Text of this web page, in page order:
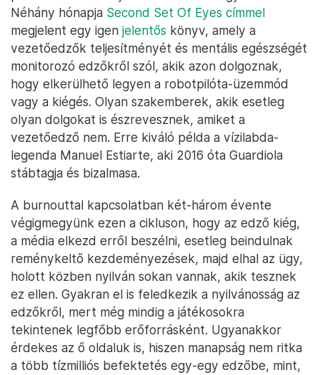
Néhány hónapja Second Set Of Eyes címmel
megjelent egy igen jelentős könyv, amely a
vezetőedzők teljesítményét és mentális egészségét
monitorozó edzőkről szól, akik azon dolgoznak,
hogy elkerülhető legyen a robotpilóta-üzemmód
vagy a kiégés. Olyan szakemberek, akik esetleg
olyan dolgokat is észrevesznek, amiket a
vezetőedző nem. Erre kiváló példa a vízilabda-
legenda Manuel Estiarte, aki 2016 óta Guardiola
stábtagja és bizalmasa.
A burnouttal kapcsolatban két-három évente
végigmegyünk ezen a cikluson, hogy az edző kiég,
a média elkezd erről beszélni, esetleg beindulnak
reménykeltő kezdeményezések, majd elhal az ügy,
holott közben nyilván sokan vannak, akik tesznek
ez ellen. Gyakran el is feledkezik a nyilvánosság az
edzőkről, mert még mindig a játékosokra
tekintenek legfőbb erőforrásként. Ugyanakkor
érdekes az ő oldaluk is, hiszen manapság nem ritka
a több tízmilliós befektetés egy-egy edzőbe, mint,